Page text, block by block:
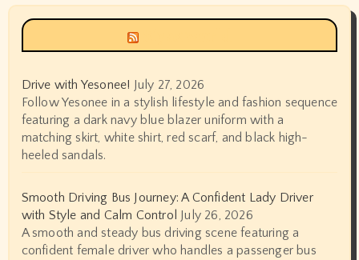
Drive with Yesonee! July 27, 2026
Follow Yesonee in a stylish lifestyle and fashion sequence
featuring a dark navy blue blazer uniform with a
matching skirt, white shirt, red scarf, and black high-
heeled sandals.
Smooth Driving Bus Journey: A Confident Lady Driver
with Style and Calm Control July 26, 2026
A smooth and steady bus driving scene featuring a
confident female driver who handles a passenger bus